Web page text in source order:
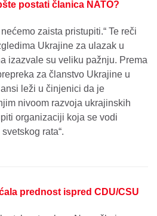
postati članica NATO?
zaista pristupiti.“ Te reči
Ukrajine za ulazak u
izazvale su veliku pažnju. Prema
za članstvo Ukrajine u
leži u činjenici da je
nivoom razvoja ukrajinskih
organizaciji koja se vodi
rata“.
prednost ispred CDU/CSU